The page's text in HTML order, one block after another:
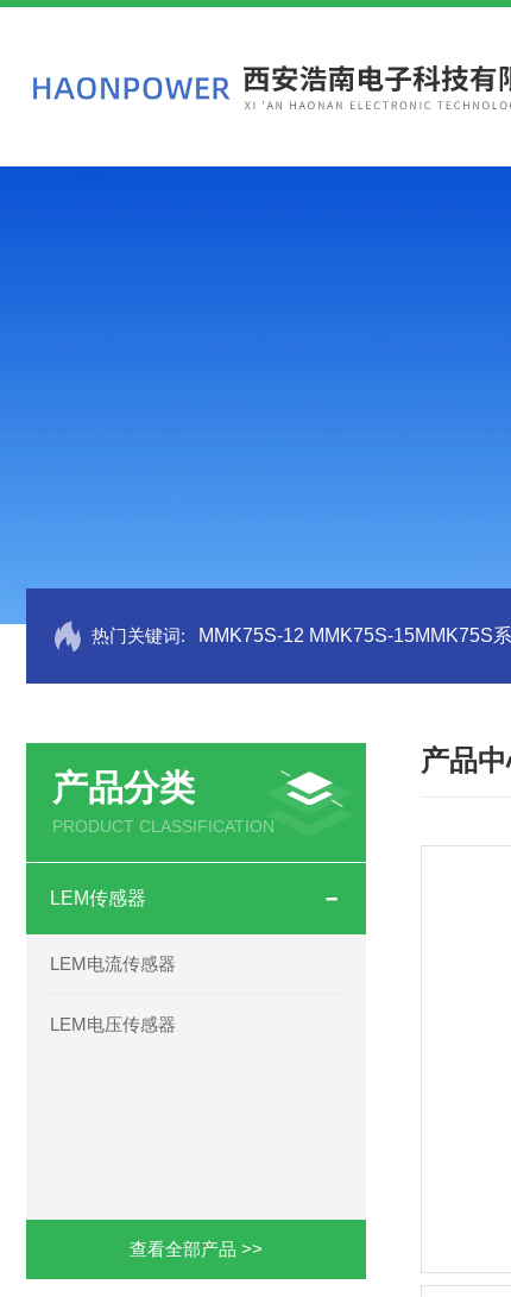
热门关键词: MMK75S-12 MMK75S-15MMK75S
产品分类
PRODUCT CLASSIFICATION
LEM传感器
LEM电流传感器
LEM电压传感器
查看全部产品 >>
产品